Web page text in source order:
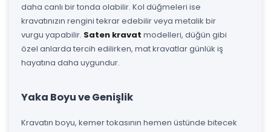
daha canlı bir tonda olabilir. Kol düğmeleri ise
kravatınızın rengini tekrar edebilir veya metalik bir
vurgu yapabilir. Saten kravat modelleri, düğün gibi
özel anlarda tercih edilirken, mat kravatlar günlük iş
hayatına daha uygundur.
Yaka Boyu ve Genişlik
Kravatın boyu, kemer tokasının hemen üstünde bitecek